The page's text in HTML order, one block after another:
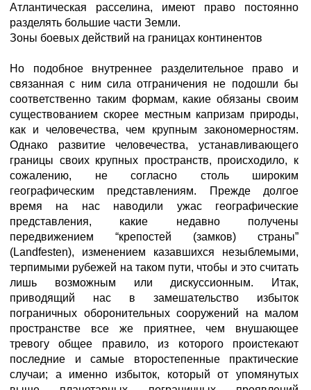
Атлантическая расселина, имеют право постоянно
разделять большие части Земли.
Зоны боевых действий на границах континентов
Но подобное внутреннее разделительное право и
связанная с ним сила отграничения не подошли бы
соответственно таким формам, какие обязаны своим
существованием скорее местным капризам природы,
как и человечества, чем крупным закономерностям.
Однако развитие человечества, устанавливающего
границы своих крупных пространств, происходило, к
сожалению, не согласно столь широким
географическим представлениям. Прежде долгое
время на нас наводили ужас географические
представления, какие недавно получены
передвижением “крепостей (замков) страны”
(Landfesten), изменением казавшихся незыблемыми,
терпимыми рубежей на таком пути, чтобы и это считать
лишь возможным или дискуссионным. Итак,
приводящий нас в замешательство избыток
пограничных оборонительных сооружений на малом
пространстве все же приятнее, чем внушающее
тревогу общее правило, из которого проистекают
последние и самые второстепенные практические
случаи; а именно избыток, который от упомянутых